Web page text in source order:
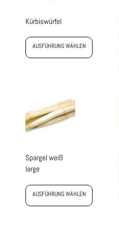
Kürbiswürfel
AUSFÜHRUNG WÄHLEN
Spargel weiß
large
AUSFÜHRUNG WÄHLEN